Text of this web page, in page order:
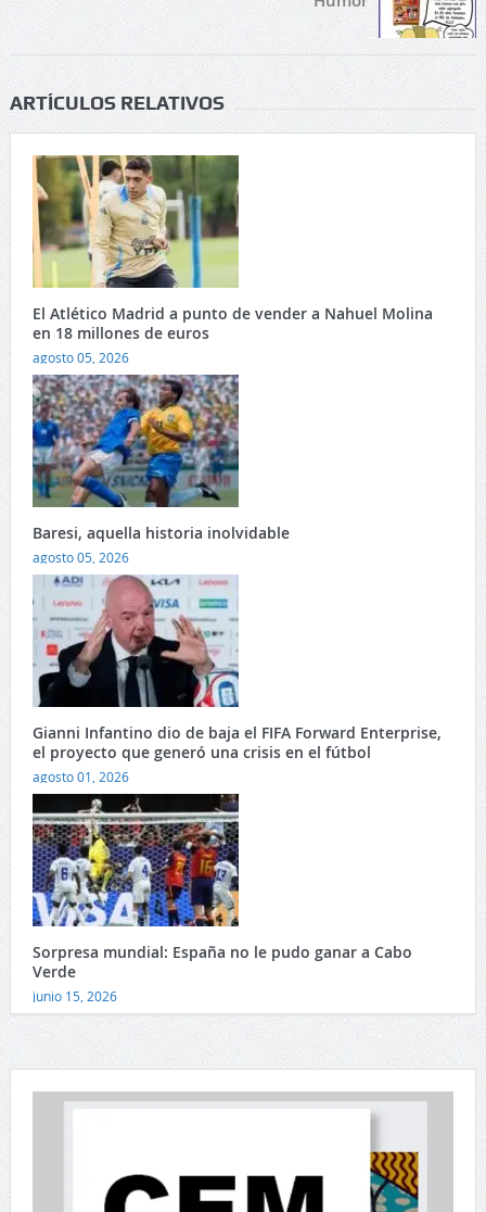
ARTÍCULOS RELATIVOS
El Atlético Madrid a punto de vender a Nahuel Molina
en 18 millones de euros
agosto 05, 2026
Baresi, aquella historia inolvidable
agosto 05, 2026
Gianni Infantino dio de baja el FIFA Forward Enterprise,
el proyecto que generó una crisis en el fútbol
agosto 01, 2026
Sorpresa mundial: España no le pudo ganar a Cabo
Verde
junio 15, 2026